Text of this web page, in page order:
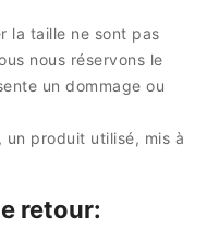
la taille ne sont pas
nous réservons le
un dommage ou
un produit utilisé, mis à
retour: